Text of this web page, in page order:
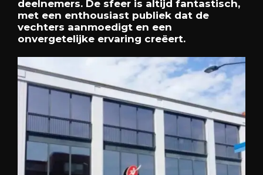
deelnemers. De sfeer is altijd fantastisch,
met een enthousiast publiek dat de
vechters aanmoedigt en een
onvergetelijke ervaring creëert.